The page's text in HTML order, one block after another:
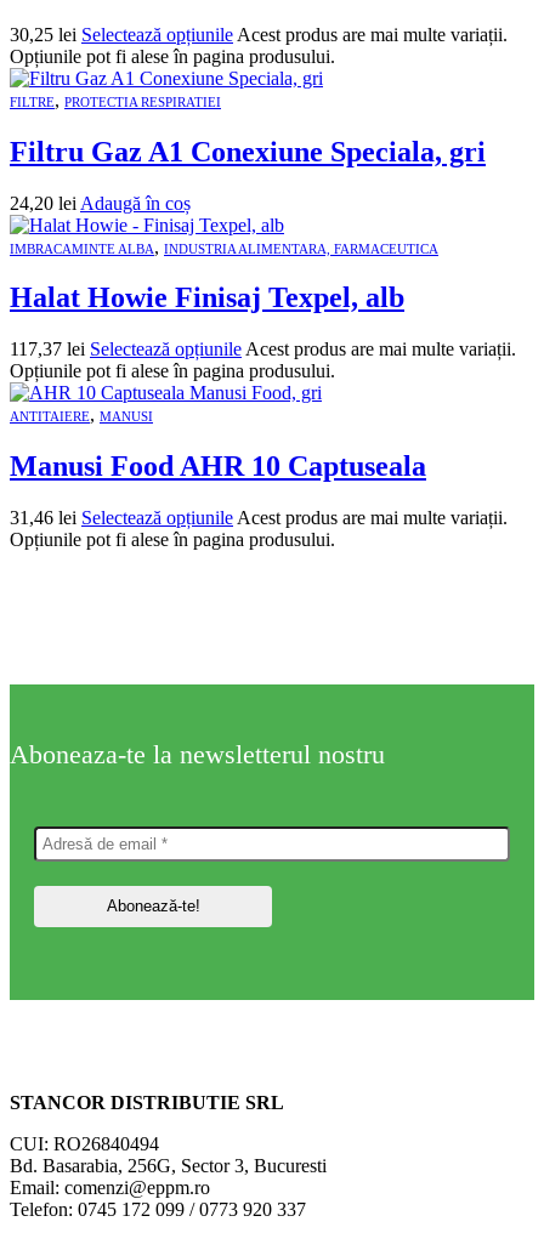
30,25 lei Selectează opțiunile Acest produs are mai multe variații.
Opțiunile pot fi alese în pagina produsului.
FILTRE, PROTECTIA RESPIRATIEI
Filtru Gaz A1 Conexiune Speciala, gri
24,20 lei Adaugă în coș
IMBRACAMINTE ALBA, INDUSTRIA ALIMENTARA, FARMACEUTICA
Halat Howie Finisaj Texpel, alb
117,37 lei Selectează opțiunile Acest produs are mai multe variații.
Opțiunile pot fi alese în pagina produsului.
ANTITAIERE, MANUSI
Manusi Food AHR 10 Captuseala
31,46 lei Selectează opțiunile Acest produs are mai multe variații.
Opțiunile pot fi alese în pagina produsului.
Aboneaza-te la newsletterul nostru
STANCOR DISTRIBUTIE SRL
CUI: RO26840494
Bd. Basarabia, 256G, Sector 3, Bucuresti
Email: comenzi@eppm.ro
Telefon: 0745 172 099 / 0773 920 337